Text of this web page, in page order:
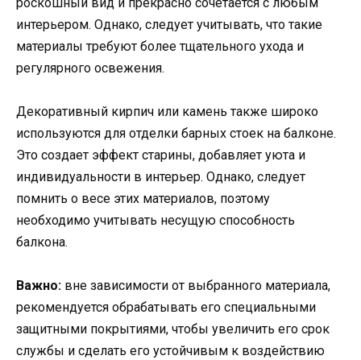
интерьером. Однако, следует учитывать, что такие
материалы требуют более тщательного ухода и
регулярного освежения.
Декоративный кирпич или камень также широко
используются для отделки барных стоек на балконе.
Это создает эффект старины, добавляет уюта и
индивидуальности в интерьер. Однако, следует
помнить о весе этих материалов, поэтому
необходимо учитывать несущую способность
балкона.
Важно: вне зависимости от выбранного материала,
рекомендуется обрабатывать его специальными
защитными покрытиями, чтобы увеличить его срок
службы и сделать его устойчивым к воздействию